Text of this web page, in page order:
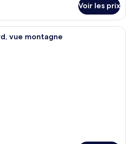
Voir les prix
Un grand lit avec une tête de lit,
vue montagne